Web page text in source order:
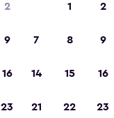
2
9
16
23
1 2
7 8 9
14 15 16
21 22 23